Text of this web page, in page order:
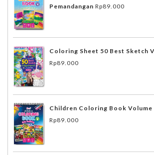
Pemandangan Rp89.000
Coloring Sheet 50 Best Sketch
Rp89.000
Children Coloring Book
Rp89.000